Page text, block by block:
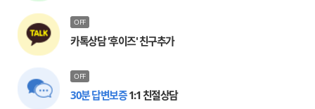
OFF
카톡상담 '후이즈' 친구추가
OFF
30분 답변보증1:1 친절상담